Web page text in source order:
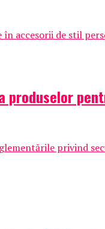
accesorii de stil
privind